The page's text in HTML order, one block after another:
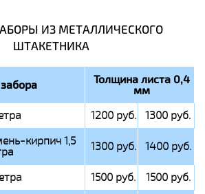
ИЗ МЕТАЛЛИЧЕСКОГО
ШТАКЕТНИКА
Толщина листа 0,4
мм
1200 руб.
1300 руб.
кирпич 1,5
1300 руб. 1400 руб.
1500 руб.
1500 руб.